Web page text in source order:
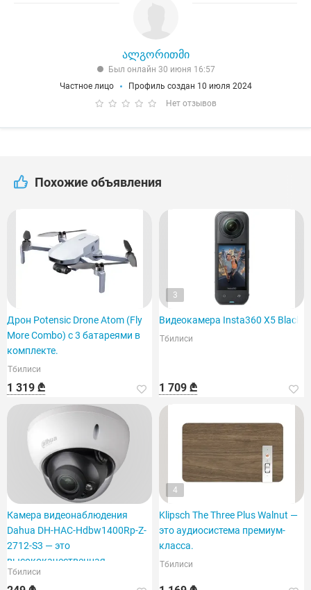
ალგორითმი
Был онлайн 30 июня 16:57
Частное лицо
Профиль создан 10 июля 2024
Нет отзывов
Похожие объявления
Дрон Potensic Drone Atom (Fly
More Combo) с 3 батареями в
комплекте.
Тбилиси
1 319 ₾
3
Видеокамера Insta360 X5 Black
Тбилиси
1 709 ₾
Камера видеонаблюдения
Dahua DH-HAC-Hdbw1400Rp-Z-
2712-S3 — это
высококачественная
купольная модель.
Тбилиси
4
Klipsch The Three Plus Walnut —
это аудиосистема премиум-
класса.
Тбилиси